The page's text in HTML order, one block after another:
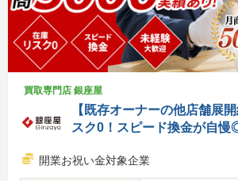
買取専門店 銀座屋
【既存オーナーの他店舗展
スク0！スピード換金が自
開業お祝い金対象企業